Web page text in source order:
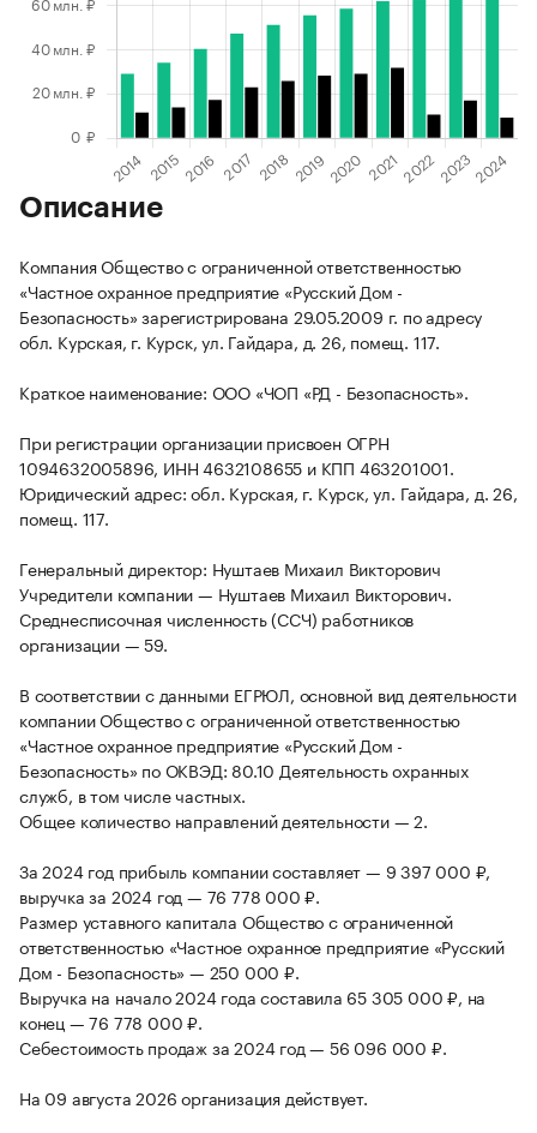
Описание
Компания Общество с ограниченной ответственностью
«Частное охранное предприятие «Русский Дом -
Безопасность» зарегистрирована 29.05.2009 г. по адресу
обл. Курская, г. Курск, ул. Гайдара, д. 26, помещ. 117.
Краткое наименование: ООО «ЧОП «РД - Безопасность».
При регистрации организации присвоен ОГРН
1094632005896, ИНН 4632108655 и КПП 463201001.
Юридический адрес: обл. Курская, г. Курск, ул. Гайдара, д. 26,
помещ. 117.
Генеральный директор: Нуштаев Михаил Викторович
Учредители компании — Нуштаев Михаил Викторович.
Среднесписочная численность (ССЧ) работников
организации — 59.
В соответствии с данными ЕГРЮЛ, основной вид деятельности
компании Общество с ограниченной ответственностью
«Частное охранное предприятие «Русский Дом -
Безопасность» по ОКВЭД: 80.10 Деятельность охранных
служб, в том числе частных.
Общее количество направлений деятельности — 2.
За 2024 год прибыль компании составляет — 9 397 000 ₽,
выручка за 2024 год — 76 778 000 ₽.
Размер уставного капитала Общество с ограниченной
ответственностью «Частное охранное предприятие «Русский
Дом - Безопасность» — 250 000 ₽.
Выручка на начало 2024 года составила 65 305 000 ₽, на
конец — 76 778 000 ₽.
Себестоимость продаж за 2024 год — 56 096 000 ₽.
На 09 августа 2026 организация действует.